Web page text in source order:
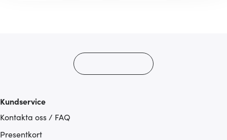
Kundservice
Kontakta oss / FAQ
Presentkort